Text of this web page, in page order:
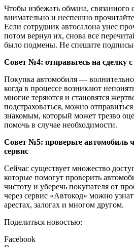
Чтобы избежать обмана, связанного
внимательно и неспешно
Если сотрудник автосалона унес
потом вернул их, снова все
было подмены. Не спешите
Совет №4: отправьтесь на сделку
Покупка автомобиля —
когда в процессе возникают
многие теряются и становятся
подстраховаться, можно
знакомым, который может трезво
помочь в случае необходимости.
Совет №5: проверьте автомобиль
сервис
Сейчас существует множество
которые помогут проверить
чистоту и уберечь покупателя от
через сервис «Автокод» можно
арестах, залогах и многом другом.
Поделиться новостью:
Facebook